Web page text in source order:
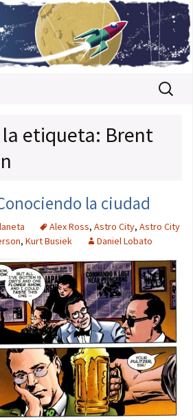
Buscar:
etiqueta: Brent
la ciudad
Alex Ross, Astro City, Astro City
, Kurt Busiek Daniel Lobato